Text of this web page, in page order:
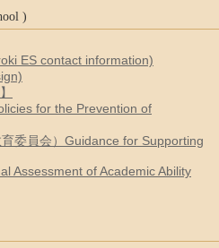
)
ES contact information)
for the Prevention of
委員会）Guidance for Supporting
Assessment of Academic Ability